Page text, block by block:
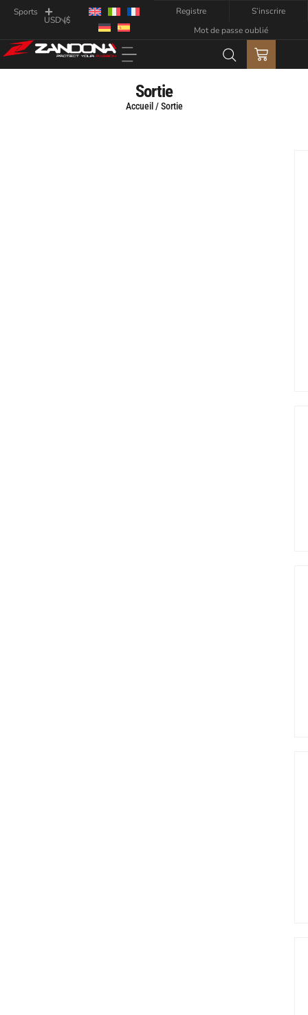
Sports Registre
S’inscrire
Mot de passe oublié
Sortie
Accueil / Sortie